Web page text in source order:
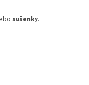
sušenky.